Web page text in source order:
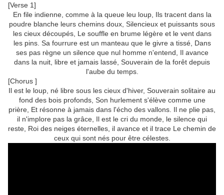
[Verse 1]
En file indienne, comme à la queue leu loup, Ils tracent dans la
poudre blanche leurs chemins doux, Silencieux et puissants sous
les cieux découpés, Le souffle en brume légère et le vent dans
les pins. Sa fourrure est un manteau que le givre a tissé, Dans
ses pas règne un silence que nul homme n'entend, Il avance
dans la nuit, libre et jamais lassé, Souverain de la forêt depuis
l'aube du temps.
[Chorus ]
Il est le loup, né libre sous les cieux d'hiver, Souverain solitaire au
fond des bois profonds, Son hurlement s'élève comme une
prière, Et résonne à jamais dans l'écho des vallons. Il ne plie pas,
il n'implore pas la grâce, Il est le cri du monde, le silence qui
reste, Roi des neiges éternelles, il avance et il trace Le chemin de
ceux qui sont nés pour être célestes.